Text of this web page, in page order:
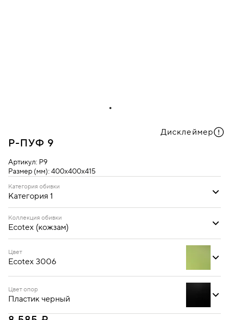
Дисклеймер
P-ПУФ 9
Артикул: P9
Размер (мм): 400х400х415
Категория обивки
Категория 1
Коллекция обивки
Ecotex (кожзам)
Цвет
Ecotex 3006
Ecotex 3001 Ecotex 3002 Ecotex 3005
Цвет опор
Пластик черный